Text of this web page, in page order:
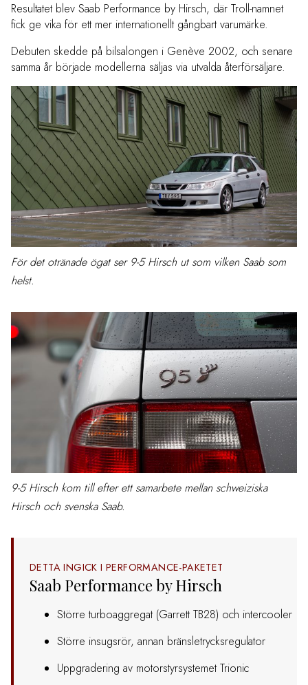
Resultatet blev Saab Performance by Hirsch, där Troll-namnet
fick ge vika för ett mer internationellt gångbart varumärke.
Debuten skedde på bilsalongen i Genève 2002, och senare
samma år började modellerna säljas via utvalda återförsäljare.
För det otränade ögat ser 9-5 Hirsch ut som vilken Saab som
helst.
9-5 Hirsch kom till efter ett samarbete mellan schweiziska
Hirsch och svenska Saab.
DETTA INGICK I PERFORMANCE-PAKETET
Saab Performance by Hirsch
Större turboaggregat (Garrett TB28) och intercooler
Större insugsrör, annan bränsletrycksregulator
Uppgradering av motorstyrsystemet Trionic